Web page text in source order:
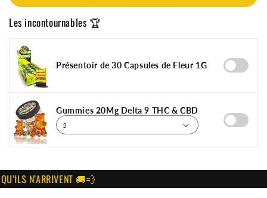
Les incontournables 🏆
Présentoir de 30 Capsules de Fleur 1G
Gummies 20Mg Delta 9 THC & CBD
N’ARRIVENT 🚚💨